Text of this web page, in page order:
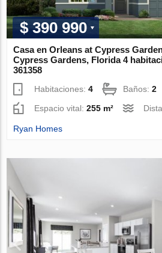
$ 390 990
Casa en Orleans at Cypress
Cypress Gardens, Florida 4
361358
Habitaciones:4 Baños:2
Espacio vital:255 m²
Ryan Homes